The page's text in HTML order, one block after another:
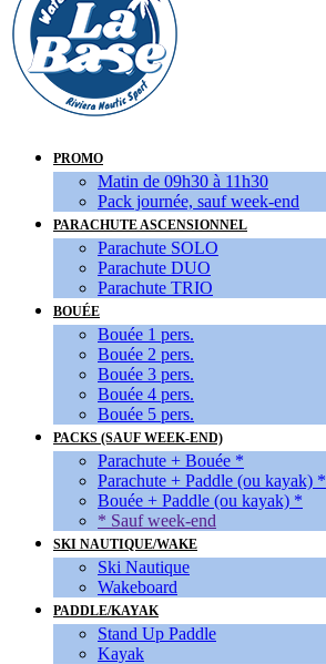
PROMO
Matin de 09h30 à 11h30
Pack journée, sauf week-end
PARACHUTE ASCENSIONNEL
Parachute SOLO
Parachute DUO
Parachute TRIO
BOUÉE
Bouée 1 pers.
Bouée 2 pers.
Bouée 3 pers.
Bouée 4 pers.
Bouée 5 pers.
PACKS (SAUF WEEK-END)
Parachute + Bouée *
Parachute + Paddle (ou kayak) *
Bouée + Paddle (ou kayak) *
* Sauf week-end
SKI NAUTIQUE/WAKE
Ski Nautique
Wakeboard
PADDLE/KAYAK
Stand Up Paddle
Kayak